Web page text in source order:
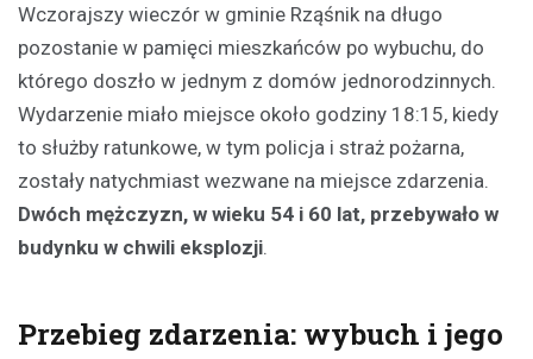
Wczorajszy wieczór w gminie Rząśnik na długo
pozostanie w pamięci mieszkańców po wybuchu, do
którego doszło w jednym z domów jednorodzinnych.
Wydarzenie miało miejsce około godziny 18:15, kiedy
to służby ratunkowe, w tym policja i straż pożarna,
zostały natychmiast wezwane na miejsce zdarzenia.
Dwóch mężczyzn, w wieku 54 i 60 lat, przebywało w
budynku w chwili eksplozji.
Przebieg zdarzenia: wybuch i jego